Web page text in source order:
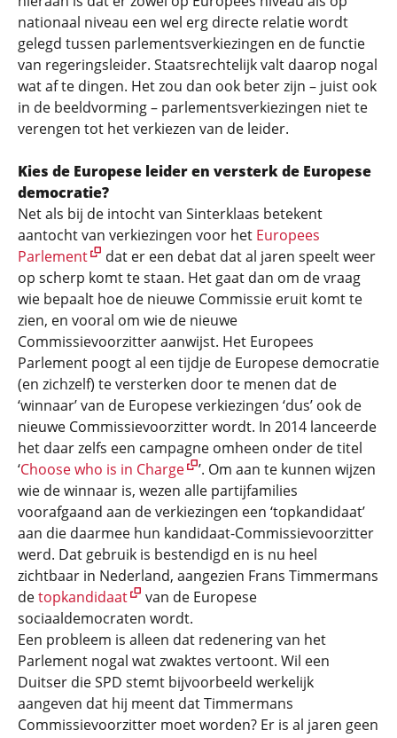
nationaal niveau een wel erg directe relatie wordt
gelegd tussen parlementsverkiezingen en de functie
van regeringsleider. Staatsrechtelijk valt daarop nogal
wat af te dingen. Het zou dan ook beter zijn – juist ook
in de beeldvorming – parlementsverkiezingen niet te
verengen tot het verkiezen van de leider.
Kies de Europese leider en versterk de Europese
democratie?
Net als bij de intocht van Sinterklaas betekent
aantocht van verkiezingen voor het Europees
Parlement
dat er een debat dat al jaren speelt weer
op scherp komt te staan. Het gaat dan om de vraag
wie bepaalt hoe de nieuwe Commissie eruit komt te
zien, en vooral om wie de nieuwe
Commissievoorzitter aanwijst. Het Europees
Parlement poogt al een tijdje de Europese democratie
(en zichzelf) te versterken door te menen dat de
‘winnaar’ van de Europese verkiezingen ‘dus’ ook de
nieuwe Commissievoorzitter wordt. In 2014 lanceerde
het daar zelfs een campagne omheen onder de titel
‘Choose who is in Charge
’. Om aan te kunnen wijzen
wie de winnaar is, wezen alle partijfamilies
voorafgaand aan de verkiezingen een ‘topkandidaat’
aan die daarmee hun kandidaat-Commissievoorzitter
werd. Dat gebruik is bestendigd en is nu heel
zichtbaar in Nederland, aangezien Frans Timmermans
detopkandidaat
van de Europese
sociaaldemocraten wordt.
Een probleem is alleen dat redenering van het
Parlement nogal wat zwaktes vertoont. Wil een
Duitser die SPD stemt bijvoorbeeld werkelijk
aangeven dat hij meent dat Timmermans
Commissievoorzitter moet worden? Er is al jaren geen